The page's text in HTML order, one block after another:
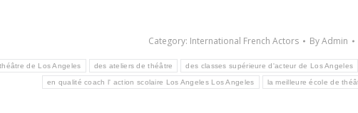
Category: International French Actors ByAdmin
de Los Angeles des ateliers de théâtre des classes supérieure d'acteur de Los Angeles
en qualité coach l' action scolaire Los Angeles Los Angeles la meilleure école de